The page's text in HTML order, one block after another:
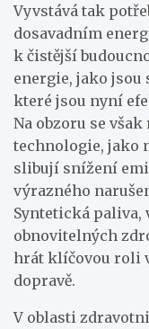
Vyvstává tak
dosavadním
k čistější
energie, jako jsou
které jsou nyní
Na obzoru se
technologie, jako
slibují snížení
výrazného
Syntetická paliva,
obnovitelných
hrát klíčovou roli
dopravě.
V oblasti